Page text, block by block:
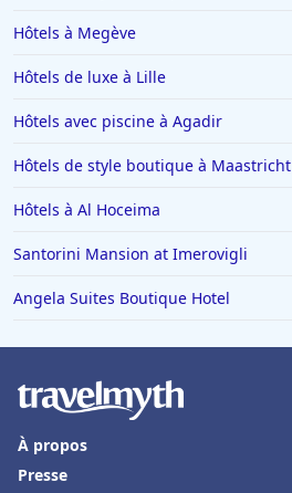
Hôtels à Megève
Hôtels de luxe à Lille
Hôtels avec piscine à Agadir
Hôtels de style boutique à Maastricht
Hôtels à Al Hoceima
Santorini Mansion at Imerovigli
Angela Suites Boutique Hotel
À propos
Presse